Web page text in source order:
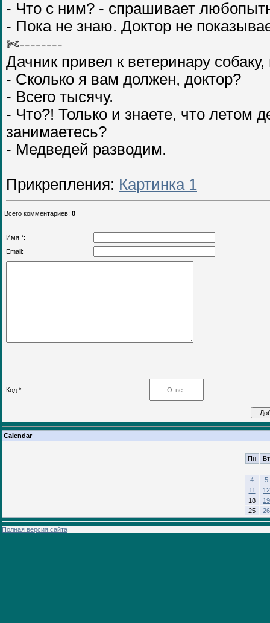
- Что с ним? - спрашивает
- Пока не знаю. Доктор не
✄--------
Дачник привел к ветеринару
- Сколько я вам должен, доктор?
- Всего тысячу.
- Что?! Только и знаете, что летом
занимаетесь?
- Медведей разводим.
Прикрепления: Картинка 1
Всего комментариев: 0
Имя *:
Email:
Код *:
Calendar
Пн Вт
4
5
11
12
18
19
25
26
Полная версия сайта